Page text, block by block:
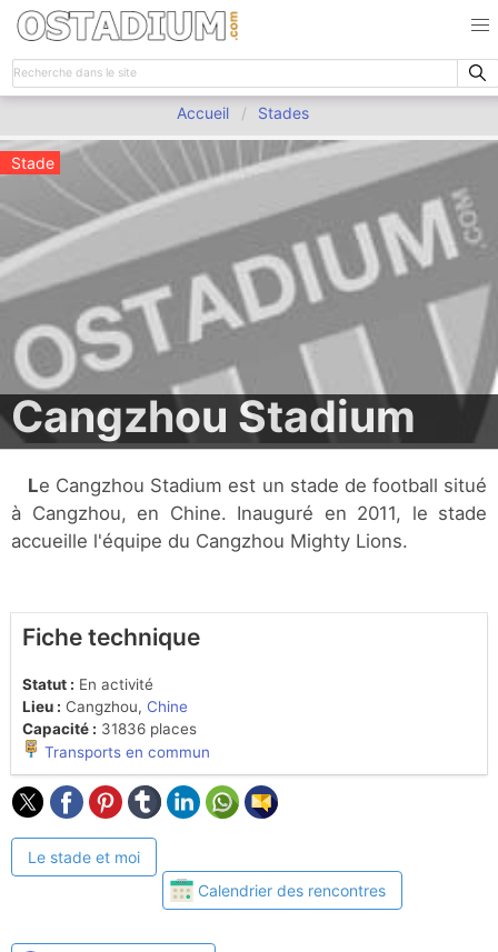
Accueil Stades
Stade
Cangzhou Stadium
Le Cangzhou Stadium est un stade de football situé
à Cangzhou, en Chine. Inauguré en 2011, le stade
accueille l'équipe du Cangzhou Mighty Lions.
Fiche technique
Statut : En activité
Lieu : Cangzhou, Chine
Capacité : 31836 places
Transports en commun
Le stade et moi
Calendrier des rencontres